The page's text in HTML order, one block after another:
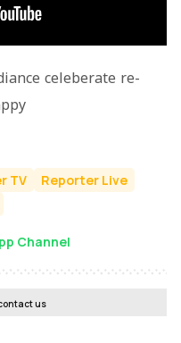
celeberate re-
TV
Reporter Live
Channel
us